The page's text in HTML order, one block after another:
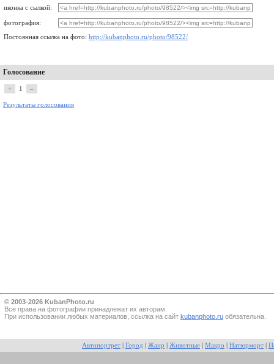
иконка с сылкой:
фотография:
Постоянная ссылка на фото: http://kubanphoto.ru/photo/98522/
Голосование
+ 1 –
Результаты голосования
© 2003-2026 KubanPhoto.ru
Все прaва на фотографии принадлежат их авторам.
При использовании любых материалов, ссылка на сайт kubanphoto.ru обязательна.
Автопортрет Город Жанр Животные Макро Натюрморт